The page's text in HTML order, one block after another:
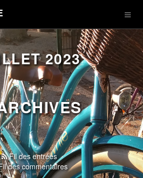
2023
Fil des entrées
des commentaires